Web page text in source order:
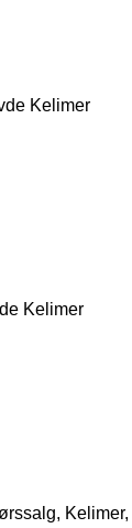
Kelimer
Kelimer
, Kelimer,